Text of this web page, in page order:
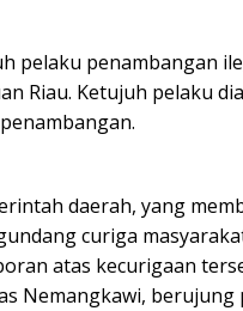
pelaku penambangan
Riau. Ketujuh pelaku
daerah, yang
curiga
atas kecurigaan
Nemangkawi, berujung